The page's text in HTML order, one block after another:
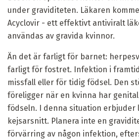
under graviditeten. Läkaren
Acyclovir - ett effektivt antiviralt
användas av gravida kvinnor.
Än det är farligt för barnet:
farligt för fostret. Infektion i
missfall eller för tidig födsel. Den
föreligger när en kvinna har
födseln. I denna situation erbjuder
kejsarsnitt. Planera inte en
förvärring av någon infektion,